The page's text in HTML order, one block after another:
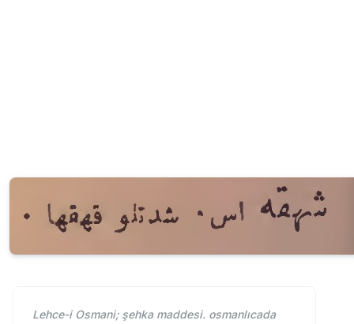
Lehce-i Osmani; şehka maddesi. osmanlıcada